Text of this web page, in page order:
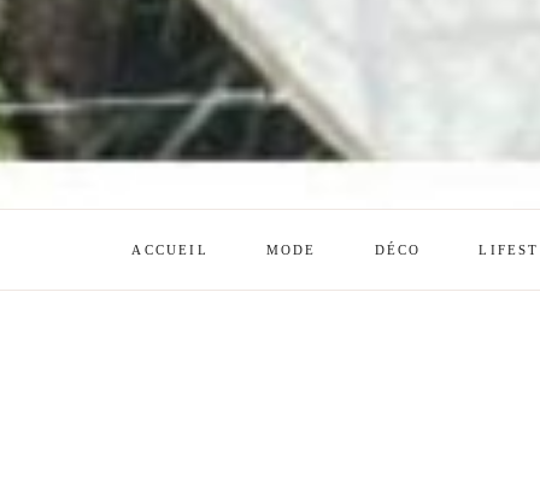
ACCUEIL MODE DÉCO